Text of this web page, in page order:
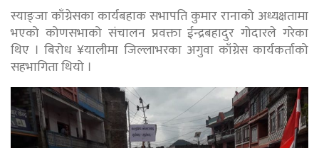
स्याङ्जा काँग्रेसका कार्यबहाक सभापति कुमार रानाको अध्यक्षतामा
भएको कोणसभाको संचालन प्रवक्ता ईन्द्रबहादुर गोदारले गरेका
थिए । बिरोध ¥यालीमा जिल्लाभरका अगुवा काँग्रेस कार्यकर्ताको
सहभागिता थियो ।